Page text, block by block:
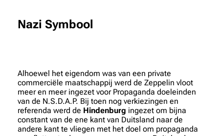
Nazi Symbool
Alhoewel het eigendom was van een private
commerciële maatschappij werd de Zeppelin vloot
meer en meer ingezet voor Propaganda doeleinden
van de N.S.D.A.P. Bij toen nog verkiezingen en
referenda werd de Hindenburg ingezet om bijna
constant van de ene kant van Duitsland naar de
andere kant te vliegen met het doel om propaganda